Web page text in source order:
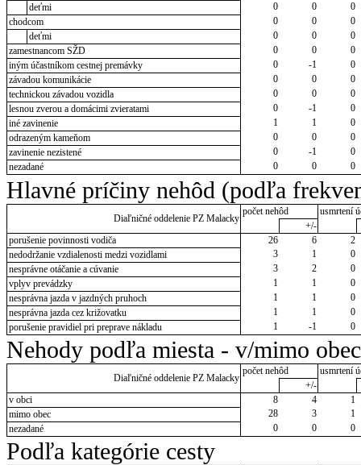
deťmi
0 0
0
chodcom
0 0
0
deťmi
0 0
0
zamestnancom SŽD
0 0
0
iným účastníkom cestnej premávky
0 -1
0
závadou komunikácie
0 0
0
technickou závadou vozidla
0 0
0
lesnou zverou a domácimi zvieratami
0 -1
0
iné zavinenie
1 1
0
odrazeným kameňom
0 0
0
zavinenie nezistené
0 -1
0
nezadané
0 0 0
Hlavné príčiny nehôd (podľa
Diaľničné oddelenie PZ Malacky
počet nehôd
usmrtení
+/-
porušenie povinnosti vodiča
26 6
2
nedodržanie vzdialenosti medzi vozidlami
3 1
0
nesprávne otáčanie a cúvanie
3 2
0
vplyv prevádzky
1 1
0
nesprávna jazda v jazdných pruhoch
1 1
0
nesprávna jazda cez križovatku
1 1
0
porušenie pravidiel pri preprave nákladu
1 -1 0
Nehody podľa miesta - v/mimo obec
Diaľničné oddelenie PZ Malacky
počet nehôd
usmrtení
+/-
v obci
8 4
1
mimo obec
28 3
1
nezadané
0 0 0
Podľa kategórie cesty